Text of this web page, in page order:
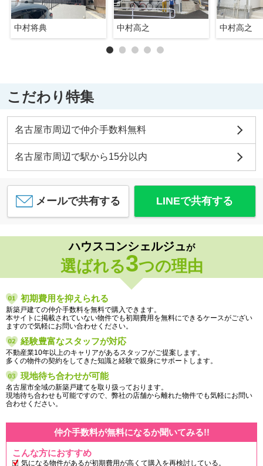
中村将典 中村高之 中村高之
こだわり特集
名古屋市周辺で仲介手数料無料
名古屋市周辺で駅から15分以内
メールで共有する LINEで共有する
ハウスコンシェルジュが
選ばれる3つの理由
初期費用を抑えられる
新築戸建ての仲介手数料を無料で購入できます。
本サイトに掲載されていない物件でも初期費用を無料にできるケースがござい
ますので気軽にお問い合わせください。
経験豊富なスタッフが対応
不動産業10年以上のキャリアがあるスタッフがご提案します。
多くの物件の契約をしてきた知識と経験で親身にサポートします。
現地待ち合わせが可能
名古屋市全域の新築戸建てを取り扱っております。
現地待ち合わせも可能ですので、弊社の店舗から離れた物件でも気軽にお問い
合わせください。
仲介手数料が無料になるか聞いてみる!!
こんな方におすすめ
気になる物件があるが初期費用が高くて購入を再検討している。